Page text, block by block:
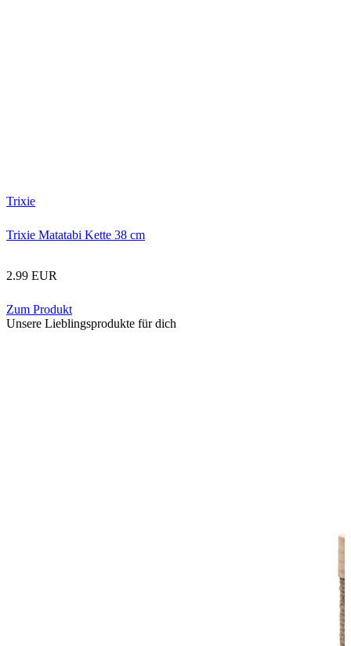
Trixie
Trixie Matatabi Kette 38 cm
2.99 EUR
Zum Produkt
Unsere Lieblingsprodukte für dich